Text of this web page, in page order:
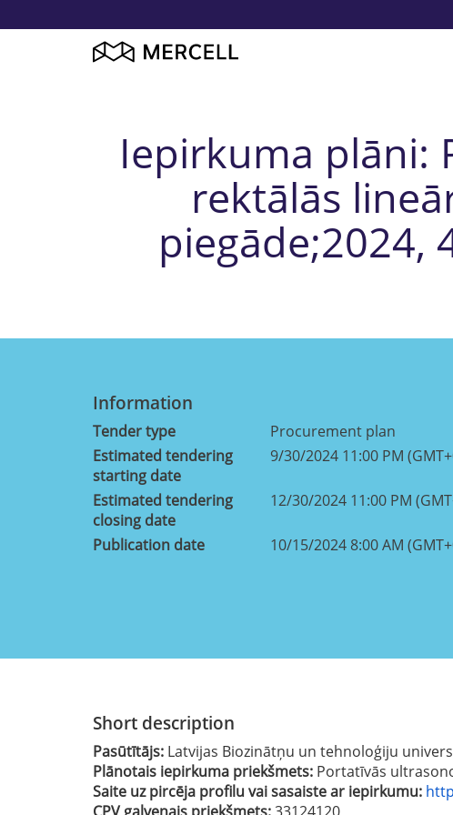
Iepirkuma plāni:
rektālās
piegāde;2024,
Information
Tender type
Procurement plan
Estimated tendering
starting date
9/30/2024 11:00 PM
Estimated tendering
closing date
12/30/2024 11:00 PM
Publication date 10/15/2024 8:00 AM
Short description
Pasūtītājs: Latvijas Biozinātņu un tehnoloģiju
Plānotais iepirkuma priekšmets: Portatīvās
Saite uz pircēja profilu vai sasaiste ar iepirkumu:
CPV galvenais priekšmets:33124120